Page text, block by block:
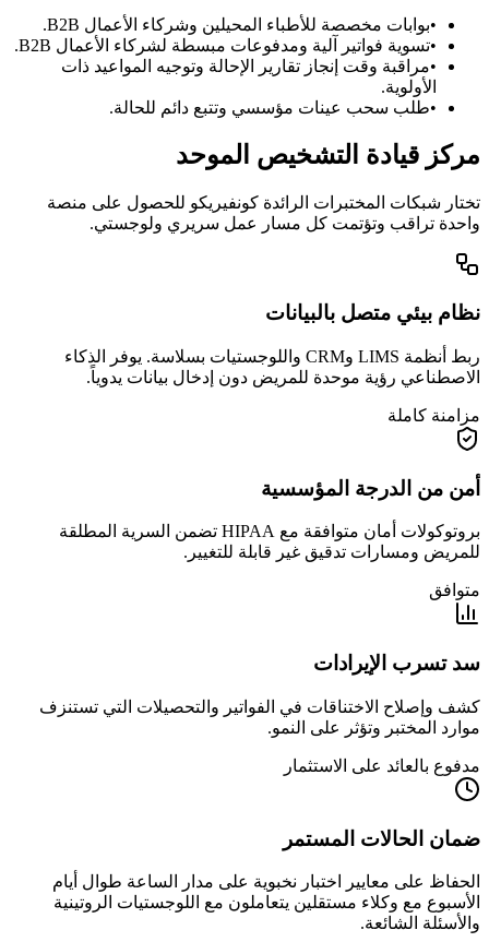
•بوابات مخصصة للأطباء المحيلين وشركاء الأعمال B2B.
•تسوية فواتير آلية ومدفوعات مبسطة لشركاء الأعمال B2B.
•مراقبة وقت إنجاز تقارير الإحالة وتوجيه المواعيد ذات
الأولوية.
•طلب سحب عينات مؤسسي وتتبع دائم للحالة.
مركز قيادة التشخيص الموحد
تختار شبكات المختبرات الرائدة كونفيريكو للحصول على منصة
واحدة تراقب وتؤتمت كل مسار عمل سريري ولوجستي.
نظام بيئي متصل بالبيانات
ربط أنظمة LIMS وCRM واللوجستيات بسلاسة. يوفر الذكاء
الاصطناعي رؤية موحدة للمريض دون إدخال بيانات يدوياً.
مزامنة كاملة
أمن من الدرجة المؤسسية
بروتوكولات أمان متوافقة مع HIPAA تضمن السرية المطلقة
للمريض ومسارات تدقيق غير قابلة للتغيير.
متوافق
سد تسرب الإيرادات
كشف وإصلاح الاختناقات في الفواتير والتحصيلات التي تستنزف
موارد المختبر وتؤثر على النمو.
مدفوع بالعائد على الاستثمار
ضمان الحالات المستمر
الحفاظ على معايير اختبار نخبوية على مدار الساعة طوال أيام
الأسبوع مع وكلاء مستقلين يتعاملون مع اللوجستيات الروتينية
والأسئلة الشائعة.